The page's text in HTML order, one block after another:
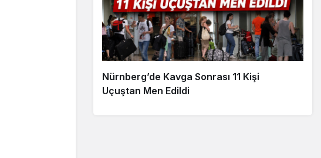
Nürnberg’de Kavga Sonrası 11 Kişi
Uçuştan Men Edildi